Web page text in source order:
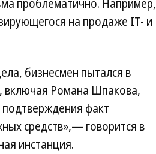
проблематично. Например,
на продаже IT- и
бизнесмен пытался в
включая Романа Шпакова,
факт
средств»,— говорится в
инстанция.